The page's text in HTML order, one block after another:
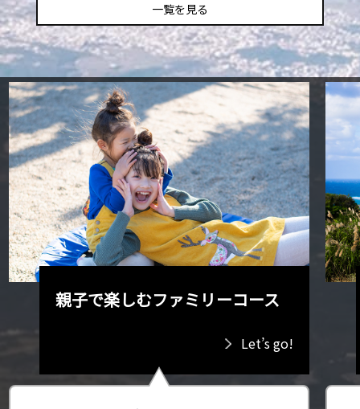
一覧を見る
親子で楽しむファミリーコース
Let’s go!